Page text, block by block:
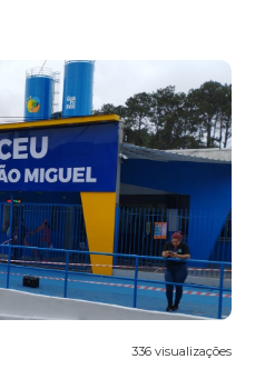
336 visualizações